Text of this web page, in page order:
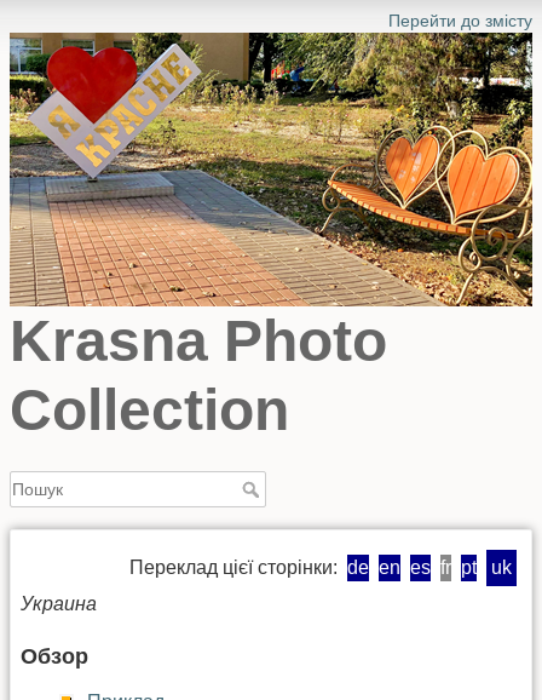
Перейти до змісту
Krasna Photo
Collection
Переклад цієї сторінки: de en es fr pt
uk
Украина
Обзор